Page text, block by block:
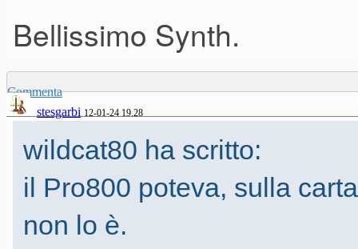
Bellissimo Synth.
Commenta
stesgarbi 12-01-24 19.28
wildcat80 ha scritto:
il Pro800 poteva, sulla
non lo è.